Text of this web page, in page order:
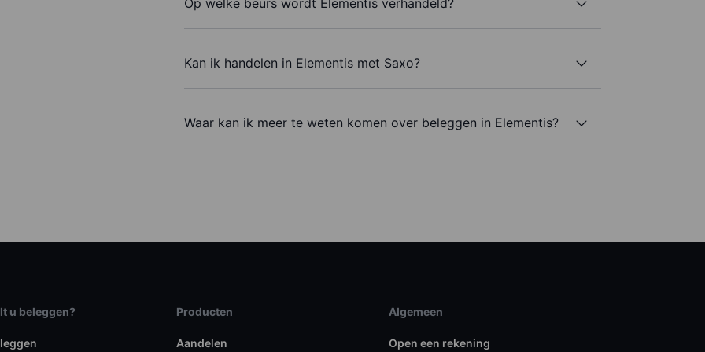
Kan ik handelen in Elementis met Saxo?
Waar kan ik meer te weten komen over beleggen in Elementis?
u beleggen? Producten
Aandelen
Algemeen
Open een rekening